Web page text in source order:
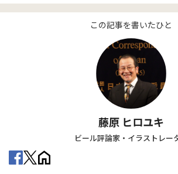
この記事を書いたひと
藤原 ヒロユキ
ビール評論家・イラストレー